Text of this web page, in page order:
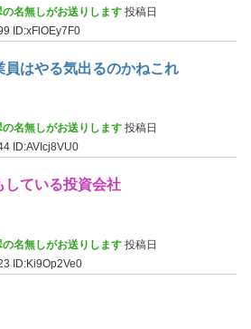
名無しがお送りします 投稿日
ID:xFlOEy7F0
員はやる気出るのかねこれ
名無しがお送りします 投稿日
ID:AVIcj8VU0
している投資会社
名無しがお送りします 投稿日
ID:Ki9Op2Ve0